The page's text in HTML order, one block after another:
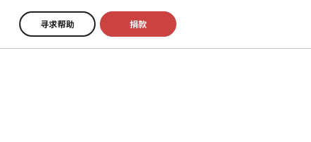
寻求帮助 捐款